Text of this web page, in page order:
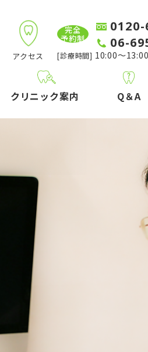
アクセス
完全
予約制
06-
[診療時間] 10:00～
クリニック案内 Q＆A